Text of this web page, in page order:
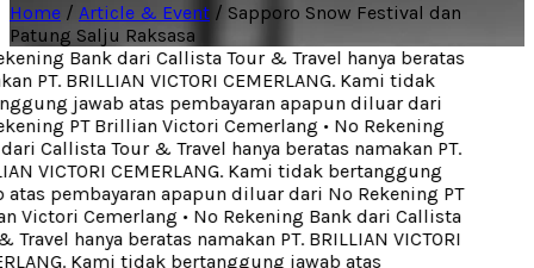
Home / Article & Event / Sapporo Snow Festival dan
Patung Salju Raksasa
Bank dari Callista Tour & Travel hanya beratas
PT. BRILLIAN VICTORI CEMERLANG. Kami tidak
jawab atas pembayaran apapun diluar dari
PT Brillian Victori Cemerlang• No Rekening
Callista Tour & Travel hanya beratas namakan PT.
VICTORI CEMERLANG. Kami tidak bertanggung
pembayaran apapun diluar dari No Rekening PT
Victori Cemerlang• No Rekening Bank dari Callista
Travel hanya beratas namakan PT. BRILLIAN VICTORI
Kami tidak bertanggung jawab atas